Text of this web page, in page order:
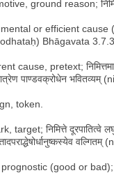
ground reason;
or efficient cause
Bhāgavata
cause, pretext;
पाण्डवक्रोधेन
token.
target; निमित्ते
(good or bad);